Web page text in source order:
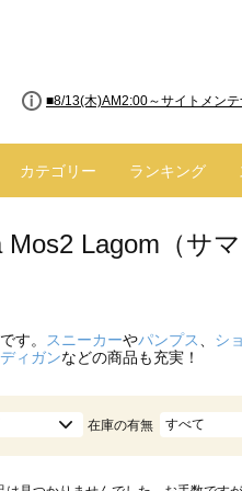
■8/13(木)AM2:00～サイトメン
カテゴリー ランキング
Mos2 Lagom（サ
す。 スニーカーやパンプス シ
ィガンなどの商品も充実！
在庫の有無 すべて